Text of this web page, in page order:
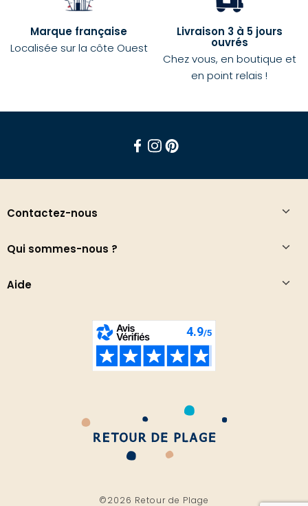
Marque française
Localisée sur la côte Ouest
Livraison 3 à 5 jours
ouvrés
Chez vous, en boutique et
en point relais !
Contactez-nous
Qui sommes-nous ?
Aide
©2026 Retour de Plage